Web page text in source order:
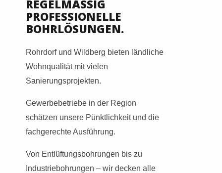
REGELMÄSSIG P
ROFESSIONELLE B
OHRLÖSUNGEN.
Rohrdorf und Wildberg bieten ländliche
Wohnqualität mit vielen
Sanierungsprojekten.
Gewerbebetriebe in der Region
schätzen unsere Pünktlichkeit und die
fachgerechte Ausführung.
Von Entlüftungsbohrungen bis zu
Industriebohrungen – wir decken alle